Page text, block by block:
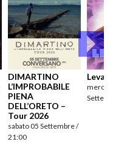
DIMARTINO
L’IMPROBABILE
PIENA
DELL’ORETO –
Tour 2026
sabato 05 Settembre /
21:00